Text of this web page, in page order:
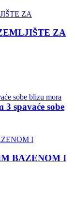
ZA
3 spavaće sobe
BAZENOM I